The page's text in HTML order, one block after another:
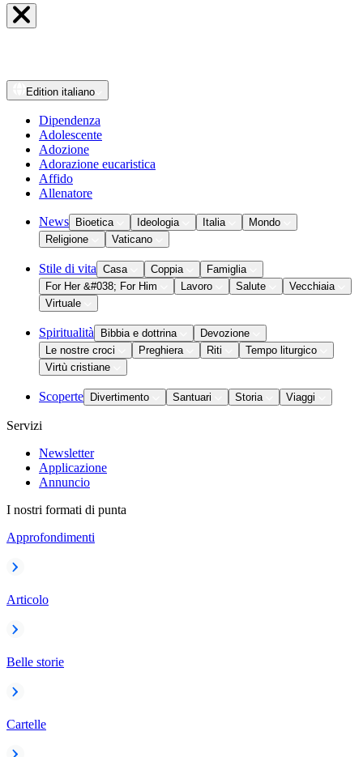
Edition italiano
Dipendenza
Adolescente
Adozione
Adorazione eucaristica
Affido
Allenatore
News Bioetica Ideologia Italia
Mondo
Religione
Vaticano
Stile di vita Casa Coppia
Famiglia
For Her &#038; For Him
Lavoro Salute
Vecchiaia
Virtuale
Spiritualità Bibbia e dottrina
Devozione
Le nostre croci
Preghiera Riti
Tempo liturgico
Virtù cristiane
Scoperte Divertimento Santuari Storia Viaggi
Servizi
Newsletter
Applicazione
Annuncio
I nostri formati di punta
Approfondimenti
Articolo
Belle storie
Cartelle